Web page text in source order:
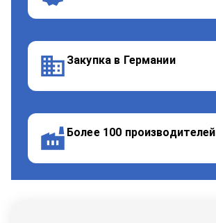
Закупка в Германии
Более 100 производителей